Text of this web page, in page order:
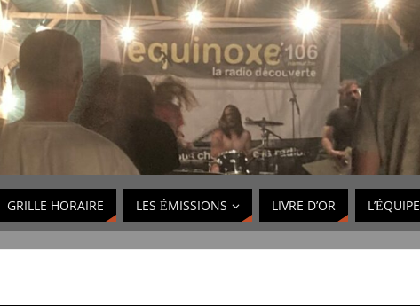
GRILLE HORAIRE LES ÉMISSIONS LIVRE D’OR L’ÉQUIPE